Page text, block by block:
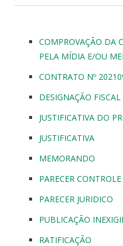
COMPROVAÇÃO DA
PELA MÍDIA E/OU
CONTRATO Nº
DESIGNAÇÃO FISCAL
JUSTIFICATIVA DO
JUSTIFICATIVA
MEMORANDO
PARECER
PARECER JURIDICO
PUBLICAÇÃO
RATIFICAÇÃO